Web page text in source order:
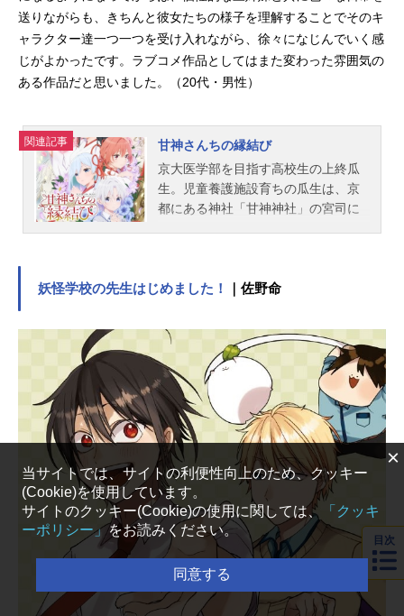
送りながらも、きちんと彼女たちの様子を理解することでそのキ
ャラクター達一つ一つを受け入れながら、徐々になじんでいく感
じがよかったです。ラブコメ作品としてはまた変わった雰囲気の
ある作品だと思いました。（20代・男性）
関連記事
甘神さんちの縁結び
京大医学部を目指す高校生の上終瓜
生。児童養護施設育ちの瓜生は、京
都にある神社「甘神神社」の宮司に
らに居候の条件は「婿養子として神
い、甘神神社に降りかかる難題…瓜
生は乗り越えることができるの
か…？一つ屋根の下、巫女たちと紡
ぐ奇跡のラブコメディ！作品名甘神
さんちの縁結び放送形態TVアニメス
ケジュール2024年10月1日（火）〜2
025年3月25日（火）テレビ東京・BS
日テレにて話数全24話キャスト上終
瓜生：鈴木崚汰甘神夜重：上坂すみ
れ甘神夕奈：本渡楓甘神朝姫：若山
詩音姉小路舞昼：水樹奈々鶴山白
日：安済知佳月神宵深子：堀江由衣
北白川巳右衛門：遊佐浩二梅ノ木み
つ子：伊藤彩沙竹田真：白石晴香松
ヶ崎花蓮：阿部菜摘子甘神千鳥：島
妖怪学校の先生はじめました！ ｜佐野命
目次
×
当サイトでは、サイトの利便性向上のため、クッキー
(Cookie)を使用しています。
サイトのクッキー(Cookie)の使用に関しては、
「クッキ
ーポリシー」をお読みください。
同意する